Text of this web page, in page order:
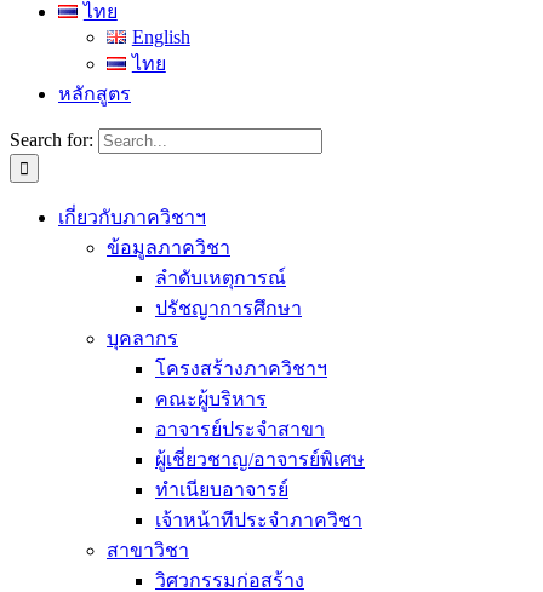
ไทย
English
ไทย
หลักสูตร
Search for:
เกี่ยวกับภาควิชาฯ
ข้อมูลภาควิชา
ลำดับเหตุการณ์
ปรัชญาการศึกษา
บุคลากร
โครงสร้างภาควิชาฯ
คณะผู้บริหาร
อาจารย์ประจำสาขา
ผู้เชี่ยวชาญ/อาจารย์พิเศษ
ทำเนียบอาจารย์
เจ้าหน้าทีประจำภาควิชา
สาขาวิชา
วิศวกรรมก่อสร้าง